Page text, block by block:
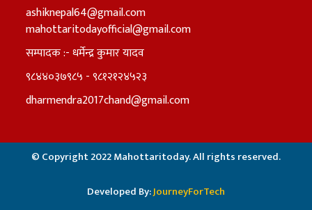
ashiknepal64@gmail.com
mahottaritodayofficial@gmail.com
सम्पादक :- धर्मेन्द्र कुमार यादव
९८४४०३७९८५ - ९८१२१२४५२३
dharmendra2017chand@gmail.com
© Copyright 2022 Mahottaritoday. All rights reserved.
Developed By:JourneyForTech